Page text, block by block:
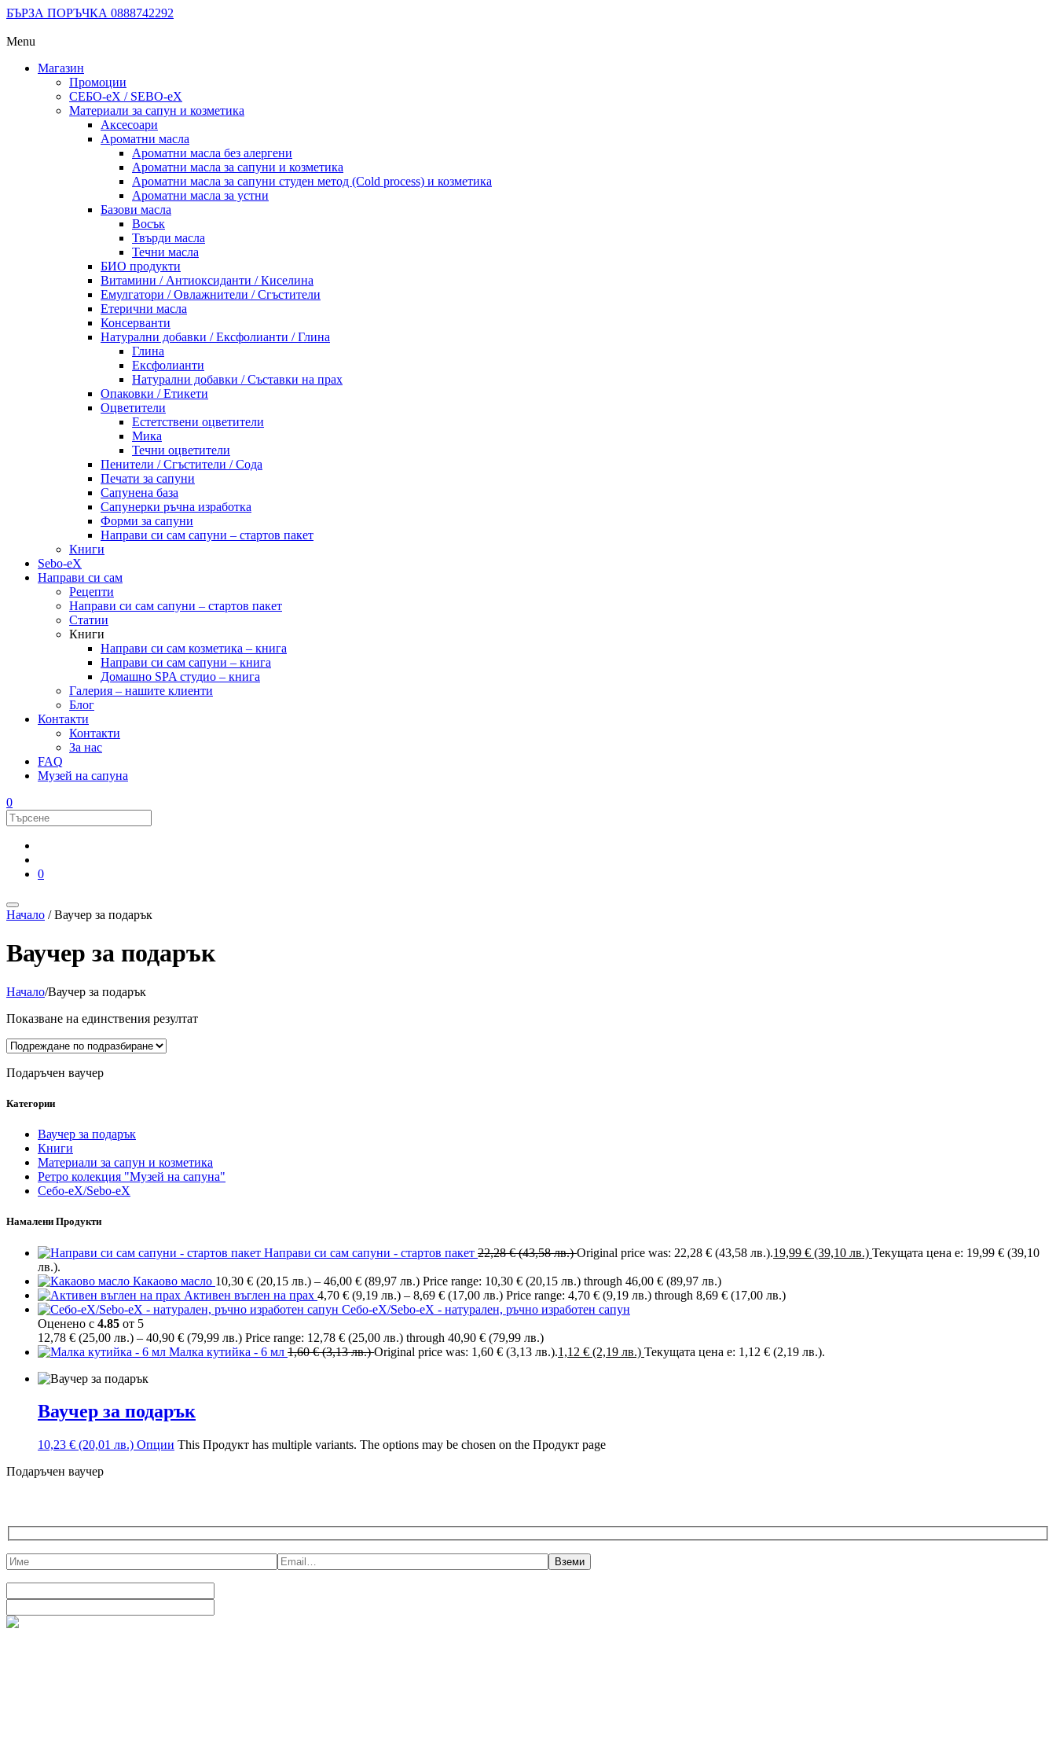
БЪРЗА ПОРЪЧКА 0888742292
Menu
Магазин
Промоции
СЕБО-еХ / SEBO-eX
Материали за сапун и козметика
Аксесоари
Ароматни масла
Ароматни масла без алергени
Ароматни масла за сапуни и козметика
Ароматни масла за сапуни студен метод (Cold process) и козметика
Ароматни масла за устни
Базови масла
Восък
Твърди масла
Течни масла
БИО продукти
Витамини / Антиоксиданти / Киселина
Емулгатори / Овлажнители / Сгъстители
Етерични масла
Консерванти
Натурални добавки / Ексфолианти / Глина
Глина
Ексфолианти
Натурални добавки / Съставки на прах
Опаковки / Етикети
Оцветители
Естетствени оцветители
Мика
Течни оцветители
Пенители / Сгъстители / Сода
Печати за сапуни
Сапунена база
Сапунерки ръчна изработка
Форми за сапуни
Направи си сам сапуни – стартов пакет
Книги
Sebo-eX
Направи си сам
Рецепти
Направи си сам сапуни – стартов пакет
Статии
Книги
Направи си сам козметика – книга
Направи си сам сапуни – книга
Домашно SPA студио – книга
Галерия – нашите клиенти
Блог
Контакти
Контакти
За нас
FAQ
Музей на сапуна
0
0
Начало / Ваучер за подарък
Ваучер за подарък
Начало/Ваучер за подарък
Показване на единствения резултат
Подаръчен ваучер
Категории
Ваучер за подарък
Книги
Материали за сапун и козметика
Ретро колекция "Музей на сапуна"
Себо-еХ/Sebo-eX
Намалени Продукти
Направи си сам сапуни - стартов пакет 22,28€(43,58 лв.)Original price was: 22,28 € (43,58 лв.).19,99 € (39,10 лв.) Текущата цена е: 19,99 € (39,10
лв.).
Какаово масло 10,30 € (20,15 лв.) – 46,00 € (89,97 лв.) Price range: 10,30 € (20,15 лв.) through 46,00 € (89,97 лв.)
Активен въглен на прах 4,70 € (9,19 лв.) – 8,69 € (17,00 лв.) Price range: 4,70 € (9,19 лв.) through 8,69 € (17,00 лв.)
Себо-еХ/Sebo-eX - натурален, ръчно изработен сапун
Оценено с 4.85 от 5
12,78 € (25,00 лв.) – 40,90 € (79,99 лв.) Price range: 12,78 € (25,00 лв.) through 40,90 € (79,99 лв.)
Малка кутийка - 6 мл 1,60€(3,13 лв.)Original price was: 1,60 € (3,13 лв.).1,12 € (2,19 лв.) Текущата цена е: 1,12 € (2,19 лв.).
Ваучер за подарък
10,23 € (20,01 лв.) Опции This Продукт has multiple variants. The options may be chosen on the Продукт page
Подаръчен ваучер